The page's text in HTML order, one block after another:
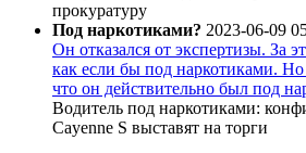
прокуратуру
Под наркотиками? 2023-06-09
Он отказался от экспертизы. За
как если бы под наркотиками. Но
что он действительно был под
Водитель под наркотиками:
Cayenne S выставят на торги